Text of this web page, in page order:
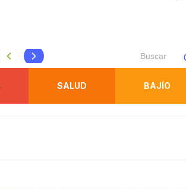
NUEVO PAQUETE DE OBRAS PARA
SALUD BAJÍO